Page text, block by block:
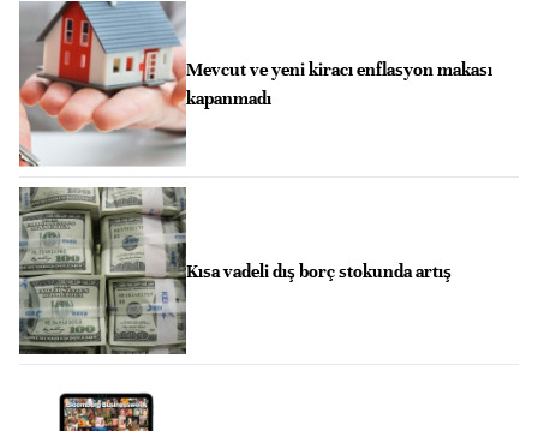
Mevcut ve yeni kiracı enflasyon makası
kapanmadı
Kısa vadeli dış borç stokunda artış